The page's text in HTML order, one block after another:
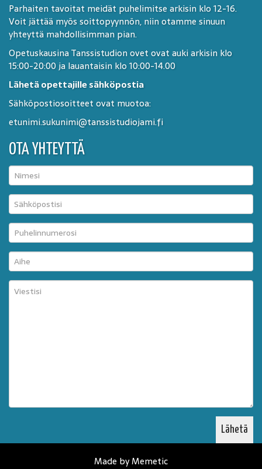
Parhaiten tavoitat meidät puhelimitse arkisin klo 12-16.
Voit jättää myös soittopyynnön, niin otamme sinuun
yhteyttä mahdollisimman pian.
Opetuskausina Tanssistudion ovet ovat auki arkisin klo
15:00-20:00 ja lauantaisin klo 10:00-14.00
Lähetä opettajille sähköpostia
Sähköpostiosoitteet ovat muotoa:
etunimi.sukunimi@tanssistudiojami.fi
OTA YHTEYTTÄ
Made by Memetic